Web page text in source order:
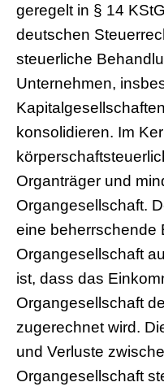
geregelt in § 14
deutschen
steuerliche
Unternehmen,
konsolidieren. Im
Organträger und
Organgesellschaft.
eine beherrschende
Organgesellschaft
ist, dass das
Organgesellschaft
zugerechnet wird.
und Verluste
Organgesellschaft